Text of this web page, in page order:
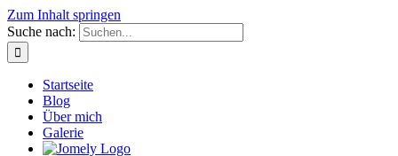
Zum Inhalt springen
Suche nach:
Startseite
Blog
Über mich
Galerie